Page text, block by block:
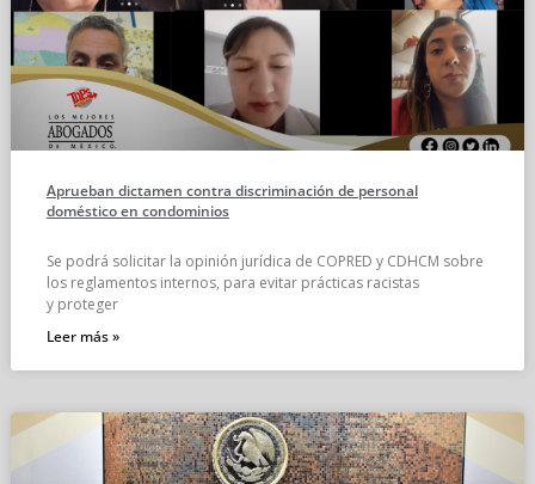
Aprueban dictamen contra discriminación de personal
doméstico en condominios
Se podrá solicitar la opinión jurídica de COPRED y CDHCM sobre
los reglamentos internos, para evitar prácticas racistas
y proteger
Leer más »